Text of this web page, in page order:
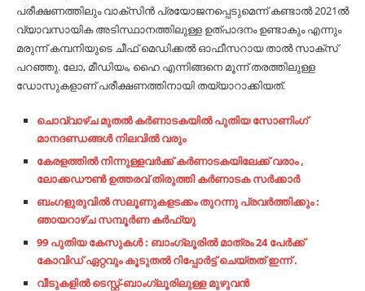
പരീക്ഷണത്തിലും വാക്സിൻ പ്രയോജനപ്പെടുമെന്ന് കണ്ടാൽ 2021ൽ
വ്യാവസായിക അടിസ്ഥാനത്തിലുള്ള ഉത്പാദനം ഉണ്ടാകും എന്നും
മരുന്ന് കമ്പനിയുടെ ചീഫ് മെഡിക്കൽ ഓഫീസറായ താൽ സാക്സ്
പറഞ്ഞു. ലോ, മീഡിയം, ഹൈ എന്നിങ്ങനെ മൂന്ന് തരത്തിലുള്ള
ഡോസുകളാണ് പരീക്ഷണത്തിനായി തയ്യാറാക്കിയത്.
ചൊവ്വാഴ്ച മുതൽ കർണാടകയിൽ പുതിയ സോണിംഗ്
മാനദണ്ഡങ്ങൾ നിലവിൽ വരും
കേരളത്തിൽ നിന്നുള്ളവർക്ക് കർണാടകയിലേക്ക് വരാം ,
ലോക്കഡൗൺ ഉത്തരവ് തിരുത്തി കർണാടക സർക്കാർ
ബംഗളുരുവിൽ സലൂണുകളടക്കം തുറന്നു പ്രവർത്തിക്കും :
ഞായറാഴ്ച സമ്പൂർണ കർഫ്യു
99 പുതിയ കേസുകൾ : ബാംഗ്ലൂരിൽ മാത്രം 24 പേർക്ക്
കോവിഡ് ഏറ്റവും കൂടുതൽ റിപ്പോർട്ട് ചെയ്തത് ഇന്ന് .
വീടുകളിൽ ടെസ്റ്റ്-ബാംഗ്ലൂരിലുള്ള മുഴുവൻ